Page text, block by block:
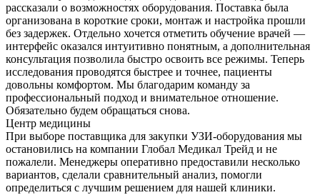
рассказали о возможностях оборудования. Поставка была
организована в короткие сроки, монтаж и настройка прошли
без задержек. Отдельно хочется отметить обучение врачей —
интерфейс оказался интуитивно понятным, а дополнительная
консультация позволила быстро освоить все режимы. Теперь
исследования проводятся быстрее и точнее, пациенты
довольны комфортом. Мы благодарим команду за
профессиональный подход и внимательное отношение.
Обязательно будем обращаться снова.
Центр медицины
При выборе поставщика для закупки УЗИ-оборудования мы
остановились на компании Глобал Медикал Трейд и не
пожалели. Менеджеры оперативно предоставили несколько
вариантов, сделали сравнительный анализ, помогли
определиться с лучшим решением для нашей клиники.